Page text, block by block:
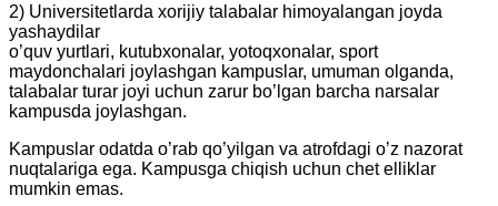
2) Universitetlarda xorijiy talabalar himoyalangan joyda
yashaydilar
o’quv yurtlari, kutubxonalar, yotoqxonalar, sport
maydonchalari joylashgan kampuslar, umuman olganda,
talabalar turar joyi uchun zarur bo’lgan barcha narsalar
kampusda joylashgan.
Kampuslar odatda o’rab qo’yilgan va atrofdagi o’z nazorat
nuqtalariga ega. Kampusga chiqish uchun chet elliklar
mumkin emas.